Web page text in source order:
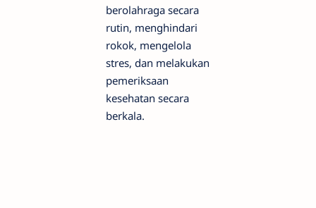
berolahraga secara
rutin, menghindari
rokok, mengelola
stres, dan melakukan
pemeriksaan
kesehatan secara
berkala.